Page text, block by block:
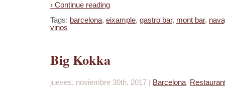
› Continue reading
Tags: barcelona, eixample, gastro bar, mont bar,
vinos
Big Kokka
jueves, noviembre 30th, 2017 | Barcelona,